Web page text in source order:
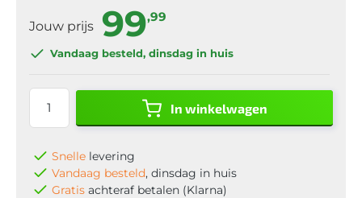
Jouw prijs 99,99
Vandaag besteld, dinsdag in huis
In winkelwagen
Snelle levering
Vandaag besteld, dinsdag in huis
Gratis achteraf betalen (Klarna)